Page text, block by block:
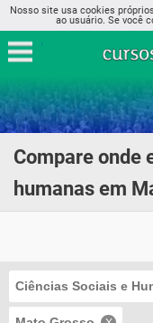
Nosso site usa cookies
ao usuário. Se você
Compare onde
humanas em
Ciências Sociais e